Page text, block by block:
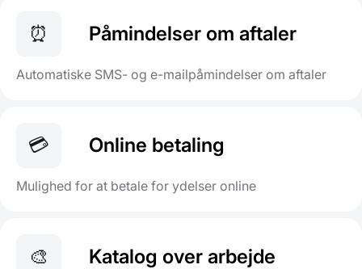
⏰ Påmindelser om aftaler
Automatiske SMS- og e-mailpåmindelser om aftaler
💳 Online betaling
Mulighed for at betale for ydelser online
🎨 Katalog over arbejde